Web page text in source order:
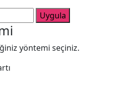
Uygula
yöntemi seçiniz.